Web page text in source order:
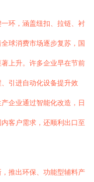
环，涵盖纽扣、拉链、衬
球消费市场逐步复苏，国
上升。许多企业早在节前
引进自动化设备提升效
企业通过智能化改造，日
客户需求，还顺利出口至
推出环保、功能型辅料产